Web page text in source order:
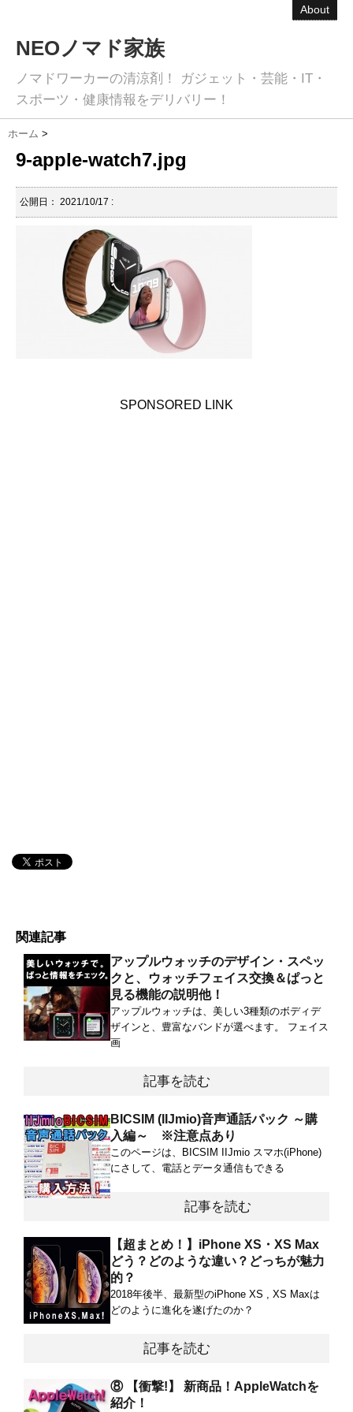
About
NEOノマド家族
ノマドワーカーの清涼剤！ ガジェット・芸能・IT・
スポーツ・健康情報をデリバリー！
ホーム >
9-apple-watch7.jpg
公開日： 2021/10/17 :
SPONSORED LINK
関連記事
アップルウォッチのデザイン・スペッ
クと、ウォッチフェイス交換＆ぱっと
見る機能の説明他！
アップルウォッチは、美しい3種類のボディデ
ザインと、豊富なバンドが選べます。 フェイス
画
記事を読む
BICSIM (IIJmio)音声通話パック ～購
入編～ ※注意点あり
このページは、BICSIM IIJmio スマホ(iPhone)
にさして、電話とデータ通信もできる
記事を読む
【超まとめ！】iPhone XS・XS Max
どう？どのような違い？どっちが魅力
的？
2018年後半、最新型のiPhone XS , XS Maxは
どのように進化を遂げたのか？
記事を読む
⑧ 【衝撃!】 新商品！AppleWatchを
紹介！